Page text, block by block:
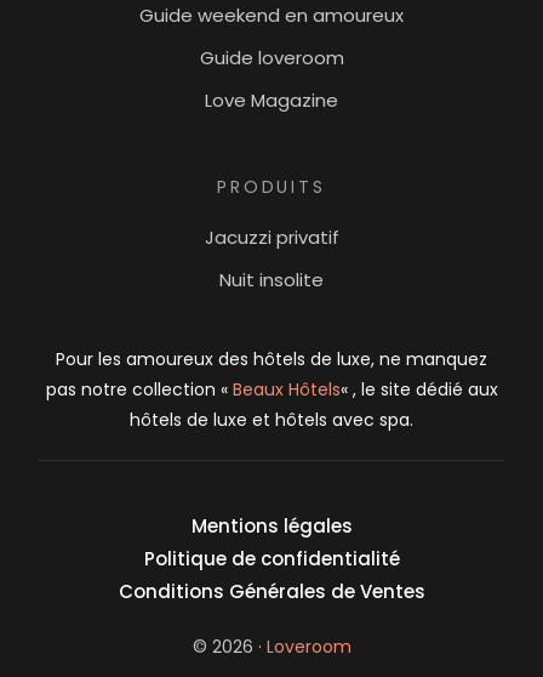
Guide weekend en amoureux
Guide loveroom
Love Magazine
PRODUITS
Jacuzzi privatif
Nuit insolite
Pour les amoureux des hôtels de luxe, ne manquez
pas notre collection « Beaux Hôtels« , le site dédié aux
hôtels de luxe et hôtels avec spa.
Mentions légales
Politique de confidentialité
Conditions Générales de Ventes
© 2026 · Loveroom